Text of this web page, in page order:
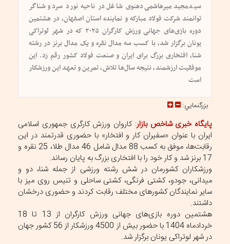
سیدمجید میرهاشمی‌دهنوی شاغل در ناحیه نورد سرد و شناگر
توانمند شرکت فولاد مبارکه و نماینده استان اصفهان، در هشتمین
دوره بازی‌های جهانی ورزش کارگران ۲۰۲۵ که در شهر لوتراکی
یونان برگزار شد، با کسب سه مدال نقره و یک مدال برنز در رشته
شنا، افتخاری بزرگ برای ایران و صنعت فولاد کشور رقم زد. این
موفقیت ارزشمند، نتیجه سال‌ها تلاش، تمرین و تعهد این ورزشکار
است
بزرگنمايي:
پایگاه خبری شاخص بازار: کاروان ورزش کارگری جمهوری اسلامی
ایران با عنوان «سفیران کار و افتخار» با حضوری قدرتمند در این
رقابت‌ها، موفق به کسب 88 مدال شامل 46 مدال طلا، 25 نقره و
17 برنز شد و کار خود را با افتخاری بزرگ به پایان رساند.
ورزشکاران کشورمان در شش رشته ورزشی از جمله شنا، دو و
میدانی، جودو، کشتی فرنگی، کشتی ساحلی و تنیس روی میز با
سایر نمایندگان کشورهای مختلف رقابت کردند و حضوری درخشان
داشتند.
هشتمین دوره بازی‌های جهانی ورزش کارگران از 13 تا 18
خردادماه 1404 با حضور بیش از 4500 ورزشکار از 56 کشور جهان
در شهر لوتراکی یونان برگزار شد.